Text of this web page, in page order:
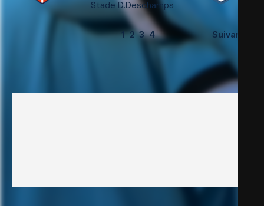
Stade D.Deschamps
1 2 3 4 Suivant